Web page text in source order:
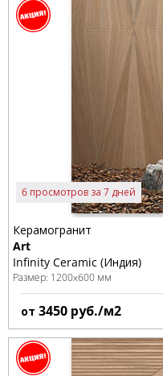
6 просмотров за 7 дней
Керамогранит
Art
Infinity Ceramic (Индия)
Размер: 1200x600 мм
от 3450 руб./м2